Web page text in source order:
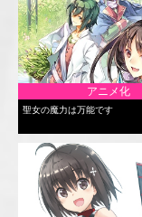
アニメ化
聖女の魔力は万能です